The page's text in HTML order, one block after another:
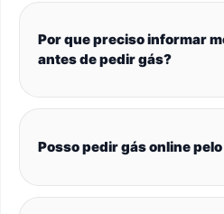
Por que preciso informar
antes de pedir gás?
Posso pedir gás online